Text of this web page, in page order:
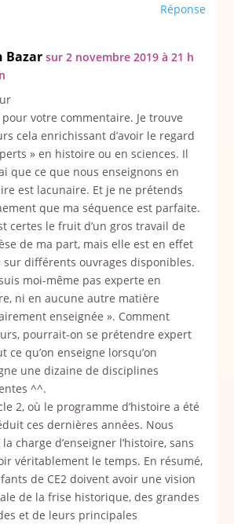
Réponse
Bazar sur 2 novembre 2019 à 21 h
votre commentaire. Je trouve
cela enrichissant d’avoir le regard
» en histoire ou en sciences. Il
que ce que nous enseignons en
est lacunaire. Et je ne prétends
que ma séquence est parfaite.
certes le fruit d’un gros travail de
de ma part, mais elle est en effet
sur différents ouvrages disponibles.
moi-même pas experte en
ni en aucune autre matière
enseignée ». Comment
pourrait-on se prétendre expert
ce qu’on enseigne lorsqu’on
une dizaine de disciplines
^^.
2, où le programme d’histoire a été
ces dernières années. Nous
charge d’enseigner l’histoire, sans
véritablement le temps. En résumé,
de CE2 doivent avoir une vision
de la frise historique, des grandes
et de leurs principales